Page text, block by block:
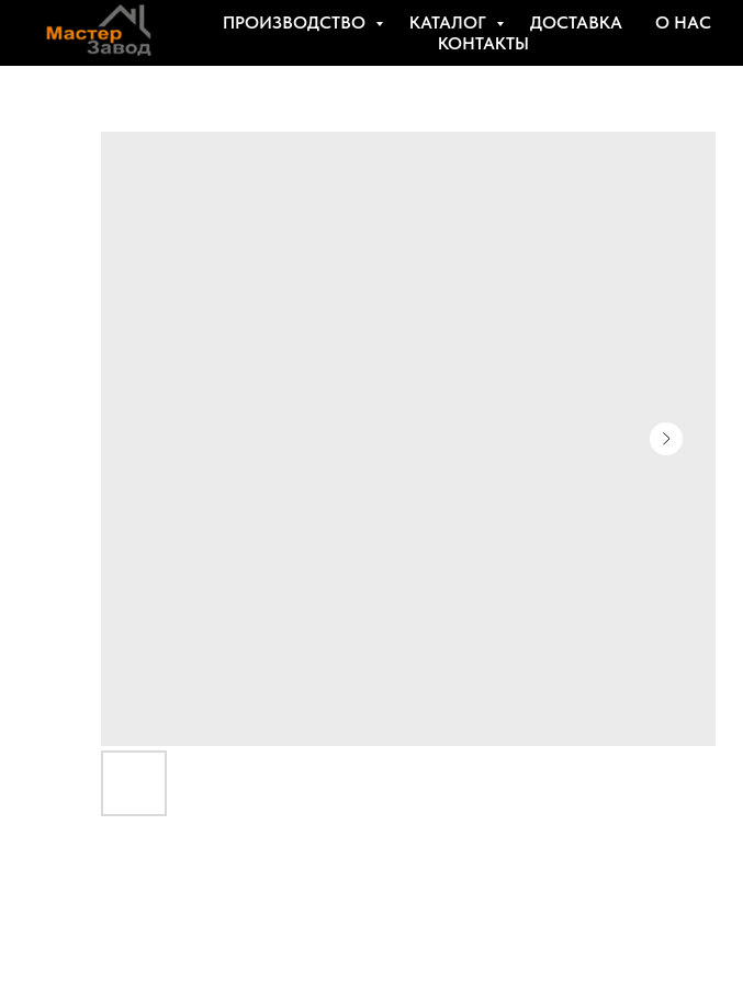
ПРОИЗВОДСТВО КАТАЛОГ ДОСТАВКА
О НАС
КОНТАКТЫ